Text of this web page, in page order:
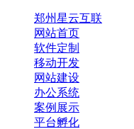
郑州星云互联
网站首页
软件定制
移动开发
网站建设
办公系统
案例展示
平台孵化